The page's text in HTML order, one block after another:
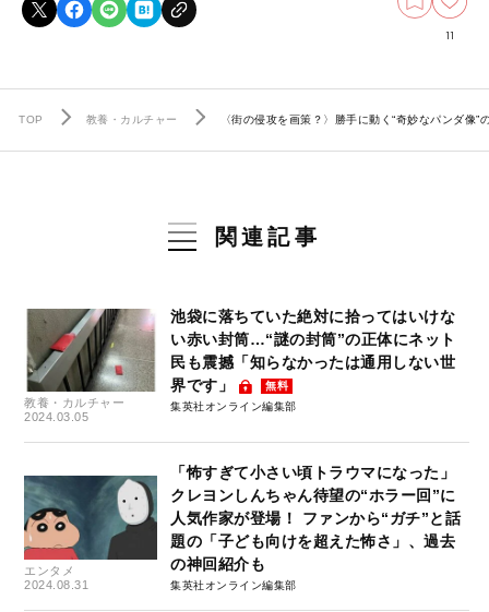
11
TOP 教養・カルチャー 〈街の侵攻を画策？〉勝手に動く“奇妙なパンダ像
関連記事
教養・カルチャー
2024.03.05
池袋に落ちていた絶対に拾ってはいけな
い赤い封筒…“謎の封筒”の正体にネット
民も震撼「知らなかったは通用しない世
界です」
無料
集英社オンライン編集部
エンタメ
2024.08.31
「怖すぎて小さい頃トラウマになった」
クレヨンしんちゃん待望の“ホラー回”に
人気作家が登場！ ファンから“ガチ”と話
題の「子ども向けを超えた怖さ」、過去
の神回紹介も
集英社オンライン編集部